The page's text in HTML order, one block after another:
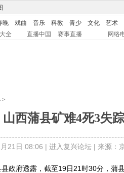
晚 戏曲 音乐 科教 青少 文化
艺术
全 直播中国 赛事直播 网络
>
山西蒲县矿难4死3失踪
21日 08:06 | 进入复兴论坛| 来源：
府透露，截至19日21时30分，蒲